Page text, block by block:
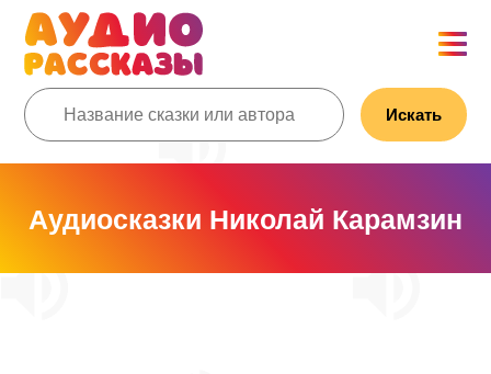
Искать
Аудиосказки Николай Карамзин